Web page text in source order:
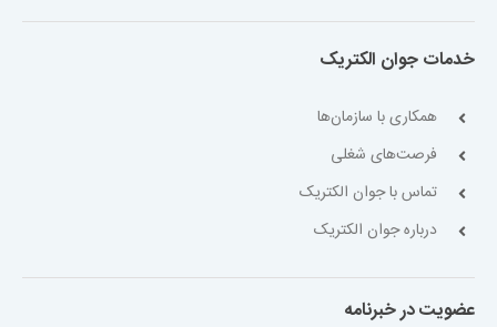
خدمات جوان الکتریک
همکاری با سازمان‌ها
فرصت‌های شغلی
تماس با جوان الکتریک
درباره جوان الکتریک
عضویت در خبرنامه